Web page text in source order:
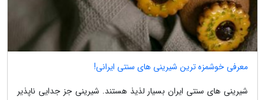
معرفی خوشمزه ترین شیرینی های سنتی ایرانی!
شیرینی های سنتی ایران بسیار لذیذ هستند. شیرینی جز جدایی ناپذیر